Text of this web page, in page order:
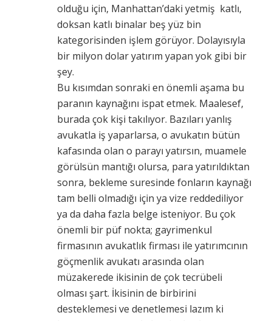
olduğu için, Manhattan’daki yetmiş katlı,
doksan katlı binalar beş yüz bin
kategorisinden işlem görüyor. Dolayısıyla
bir milyon dolar yatırım yapan yok gibi bir
şey.
Bu kısımdan sonraki en önemli aşama bu
paranın kaynağını ispat etmek. Maalesef,
burada çok kişi takılıyor. Bazıları yanlış
avukatla iş yaparlarsa, o avukatın bütün
kafasında olan o parayı yatırsın, muamele
görülsün mantığı olursa, para yatırıldıktan
sonra, bekleme suresinde fonların kaynağı
tam belli olmadığı için ya vize reddediliyor
ya da daha fazla belge isteniyor. Bu çok
önemli bir püf nokta; gayrimenkul
firmasının avukatlık firması ile yatırımcının
göçmenlik avukatı arasında olan
müzakerede ikisinin de çok tecrübeli
olması şart. İkisinin de birbirini
desteklemesi ve denetlemesi lazım ki